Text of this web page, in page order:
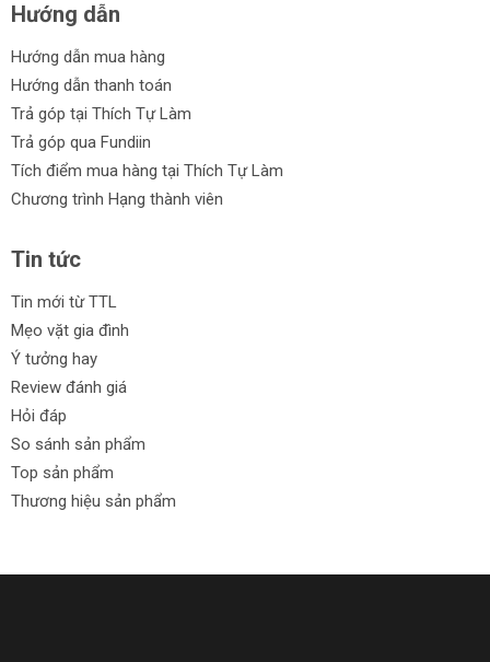
Hướng dẫn
Hướng dẫn mua hàng
Hướng dẫn thanh toán
Trả góp tại Thích Tự Làm
Trả góp qua Fundiin
Tích điểm mua hàng tại Thích Tự Làm
Chương trình Hạng thành viên
Tin tức
Tin mới từ TTL
Mẹo vặt gia đình
Ý tưởng hay
Review đánh giá
Hỏi đáp
So sánh sản phẩm
Top sản phẩm
Thương hiệu sản phẩm